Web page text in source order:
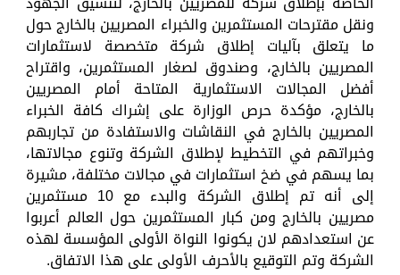
ونقل مقترحات المستثمرين والخبراء المصريين بالخارج حول
ما يتعلق بآليات إطلاق شركة متخصصة لاستثمارات
المصريين بالخارج، وصندوق لصغار المستثمرين، واقتراح
أفضل المجالات الاستثمارية المتاحة أمام المصريين
بالخارج، مؤكدة حرص الوزارة على إشراك كافة الخبراء
المصريين بالخارج في النقاشات والاستفادة من تجاربهم
وخبراتهم في التخطيط لإطلاق الشركة وتنوع مجالاتها،
بما يسهم في ضخ استثمارات في مجالات مختلفة، مشيرة
إلى أنه تم إطلاق الشركة والبدء مع 10 مستثمرين
مصريين بالخارج ومن كبار المستثمرين حول العالم أعربوا
عن استعدادهم لان يكونوا النواة الأولى المؤسسة لهذه
الشركة وتم التوقيع بالأحرف الأولى على هذا الاتفاق.